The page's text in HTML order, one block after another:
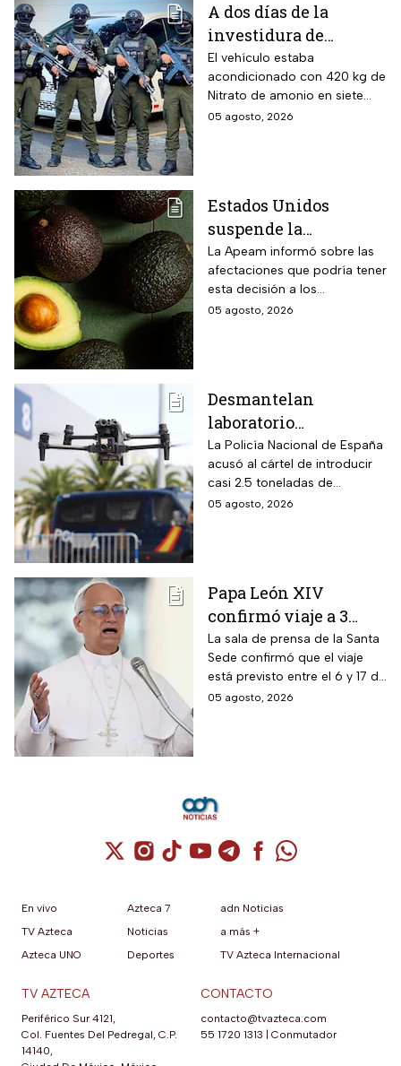
A dos días de la
investidura de
Abelardo de la
Espriella, desactivan
autobús bomba cerca
de Cali
El vehículo estaba
acondicionado con 420 kg de
Nitrato de amonio en siete
cilindros y presuntamente lo
05 agosto, 2026
Estados Unidos
suspende la
importación de
aguacate de
Michoacán por alerta
de seguridad
La Apeam informó sobre las
afectaciones que podría tener
esta decisión a los
trabajadores y la industria
05 agosto, 2026
Desmantelan
laboratorio
clandestino del CJNG
en Cataluña, España;
detienen a 13
personas
La Policía Nacional de España
acusó al cártel de introducir
casi 2.5 toneladas de
metanfetaminas procedente
05 agosto, 2026
Papa León XIV
confirmó viaje a 3
países de
Latinoamérica
La sala de prensa de la Santa
Sede confirmó que el viaje
está previsto entre el 6 y 17 de
noviembre de este mismo
05 agosto, 2026
Cuenta de X / Twitter (se abre en una
Cuenta de Instagram (se abre en una
Cuenta de TikTok (se abre en
Cuenta de YouTube (se abre
Cuenta de Telegram (se
Cuenta de
Cuenta de
En vivo
TV Azteca
Azteca UNO
Azteca 7
Noticias
Deportes
adn Noticias
a más +
TV Azteca Internacional
TV AZTECA
Periférico Sur 4121,
Col. Fuentes Del Pedregal, C.P.
14140,
CONTACTO
contacto@tvazteca.com
55 1720 1313
Conmutador